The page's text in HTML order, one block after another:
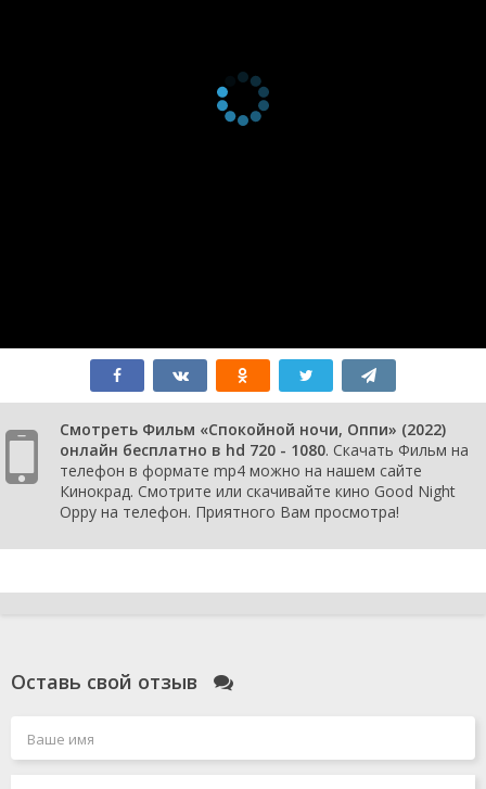
Смотреть Фильм «Спокойной ночи, Оппи» (2022)
онлайн бесплатно в hd 720 - 1080. Скачать Фильм на
телефон в формате mp4 можно на нашем сайте
Кинокрад. Смотрите или скачивайте кино Good Night
Oppy на телефон. Приятного Вам просмотра!
Оставь свой отзыв